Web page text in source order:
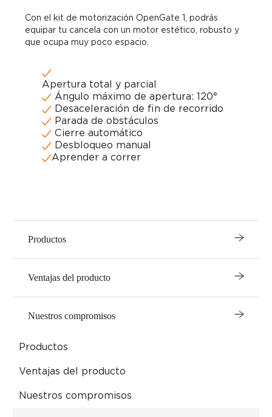
Con el kit de motorización OpenGate 1, podrás
equipar tu cancela con un motor estético, robusto y
que ocupa muy poco espacio.
Apertura total y parcial
Ángulo máximo de apertura: 120°
Desaceleración de fin de recorrido
Parada de obstáculos
Cierre automático
Desbloqueo manual
Aprender a correr
Productos
Ventajas del producto
Nuestros compromisos
Productos
Ventajas del producto
Nuestros compromisos